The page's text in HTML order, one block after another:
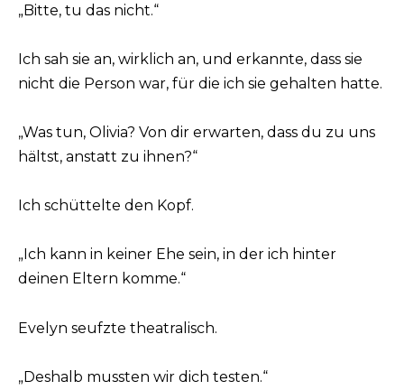
„Bitte, tu das nicht.“
Ich sah sie an, wirklich an, und erkannte, dass sie
nicht die Person war, für die ich sie gehalten hatte.
„Was tun, Olivia? Von dir erwarten, dass du zu uns
hältst, anstatt zu ihnen?“
Ich schüttelte den Kopf.
„Ich kann in keiner Ehe sein, in der ich hinter
deinen Eltern komme.“
Evelyn seufzte theatralisch.
„Deshalb mussten wir dich testen.“